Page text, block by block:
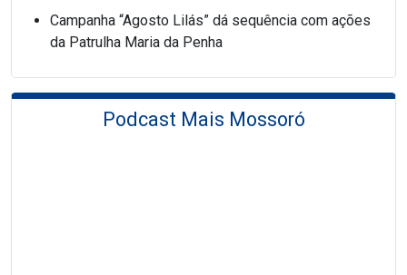
Campanha “Agosto Lilás” dá sequência com ações
da Patrulha Maria da Penha
Podcast Mais Mossoró